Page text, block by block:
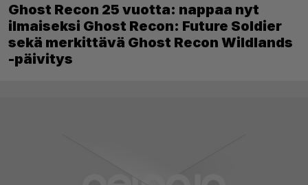
Ghost Recon 25 vuotta: nappaa nyt
ilmaiseksi Ghost Recon: Future Soldier
sekä merkittävä Ghost Recon Wildlands
-päivitys